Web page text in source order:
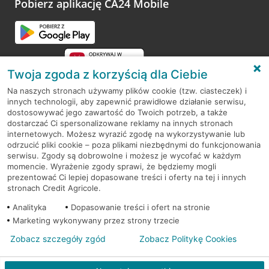
Pobierz aplikację CA24 Mobile
RODO
Regulamin serwisu
Mapa serwisu
PolitykaCookies
© 2026 Credit Agricole Bank Polska S.A. Wszelkie prawa zastrzeżone
Twoja zgoda z korzyścią dla Ciebie
Na naszych stronach używamy plików cookie (tzw. ciasteczek) i
innych technologii, aby zapewnić prawidłowe działanie serwisu,
dostosowywać jego zawartość do Twoich potrzeb, a także
dostarczać Ci spersonalizowane reklamy na innych stronach
internetowych. Możesz wyrazić zgodę na wykorzystywanie lub
odrzucić pliki cookie – poza plikami niezbędnymi do funkcjonowania
serwisu. Zgody są dobrowolne i możesz je wycofać w każdym
momencie. Wyrażenie zgody sprawi, że będziemy mogli
prezentować Ci lepiej dopasowane treści i oferty na tej i innych
stronach Credit Agricole.
Analityka
Dopasowanie treści i ofert na stronie
Marketing wykonywany przez strony trzecie
Zobacz szczegóły zgód Zobacz Politykę Cookies